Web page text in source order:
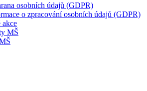
osobních údajů (GDPR)
o zpracování osobních údajů (GDPR)
akce
MŠ